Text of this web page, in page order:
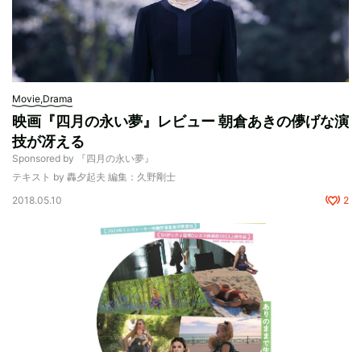
Movie,Drama
映画『四月の永い夢』レビュー 朝倉あきの儚げな演
技が冴える
Sponsored by 『四月の永い夢』
テキスト by 轟夕起夫 編集：久野剛士
2018.05.10
2